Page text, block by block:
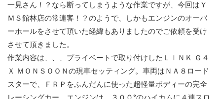
一見さん！？なら断ってしまうような作業ですが、今回はＹ
ＭＳ館林店の常連客！？のようで、しかもエンジンのオーバ
ーホールをさせて頂いた経緯もありましたのでご依頼を受け
させて頂きました。
作業内容は、、、プライベートで取り付けしたＬＩＮＫ Ｇ４
Ｘ ＭＯＮＳＯＯＮの現車セッティング。車両はＮＡ８ロード
スターで、ＦＲＰをふんだんに使った超軽量ボディーの完全